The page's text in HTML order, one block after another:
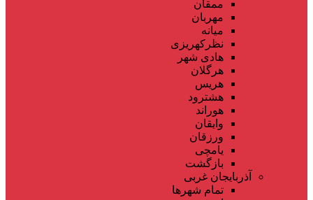
ممقان
مهربان
میانه
نظرکهریزی
هادی شهر
هرگلان
هریس
هشترود
هوراند
وایقان
ورزقان
یامچی
بازگشت
آذربایجان غربی
تمام شهر‌ها